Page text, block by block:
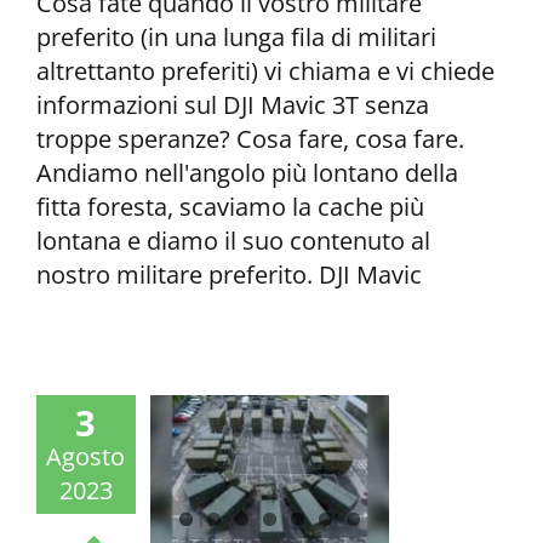
preferito (in una lunga fila di militari
altrettanto preferiti) vi chiama e vi chiede
informazioni sul DJI Mavic 3T senza
troppe speranze? Cosa fare, cosa fare.
Andiamo nell'angolo più lontano della
fitta foresta, scaviamo la cache più
lontana e diamo il suo contenuto al
nostro militare preferito. DJI Mavic
3
Agosto
2023